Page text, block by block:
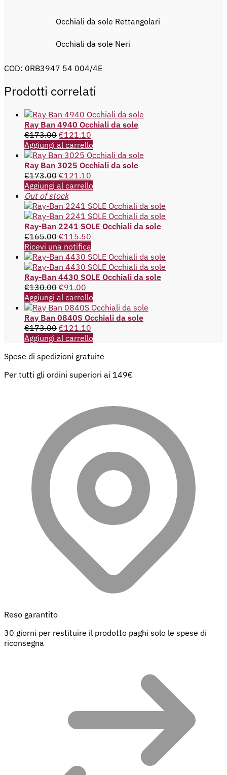
Occhiali da sole Rettangolari
Occhiali da sole Neri
COD: 0RB3947 54 004/4E
Prodotti correlati
Ray Ban 4940 Occhiali da sole
€173.00 €121.10
Aggiungi al carrello
Ray Ban 3025 Occhiali da sole
€173.00 €121.10
Aggiungi al carrello
Out of stock
Ray-Ban 2241 SOLE Occhiali da sole
€165.00 €115.50
Ricevi una notifica
Ray-Ban 4430 SOLE Occhiali da sole
€130.00 €91.00
Aggiungi al carrello
Ray Ban 0840S Occhiali da sole
€173.00 €121.10
Aggiungi al carrello
Spese di spedizioni gratuite
Per tutti gli ordini superiori ai 149€
Reso garantito
30 giorni per restituire il prodotto paghi solo le spese di
riconsegna